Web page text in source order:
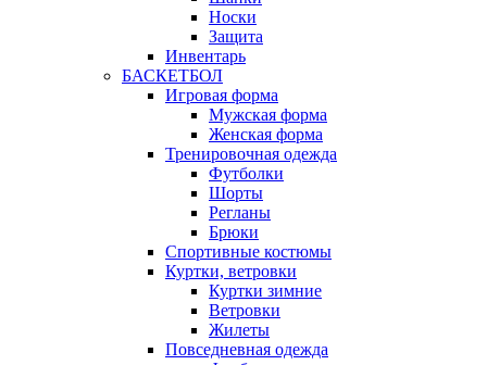
Носки
Защита
Инвентарь
БАСКЕТБОЛ
Игровая форма
Мужская форма
Женская форма
Тренировочная одежда
Футболки
Шорты
Регланы
Брюки
Спортивные костюмы
Куртки, ветровки
Куртки зимние
Ветровки
Жилеты
Повседневная одежда